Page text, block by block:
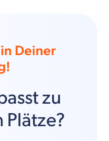
Deiner
zu